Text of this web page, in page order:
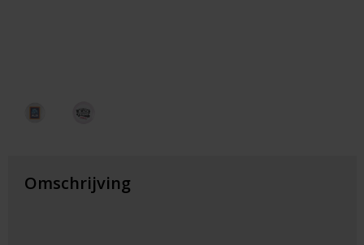
Omschrijving